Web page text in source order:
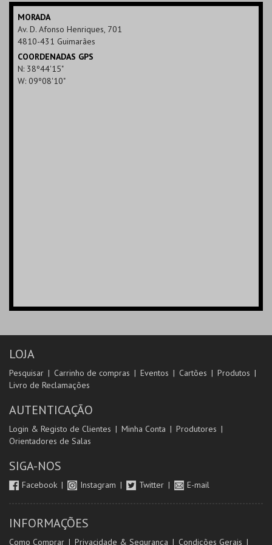
MAIS INFO
COMPRAR
MORADA
Av. D. Afonso Henriques, 701
4810-431 Guimarães
COORDENADAS GPS
N: 38º44'15"
W: 09º08'10"
LOJA
Pesquisar Carrinho de compras Eventos Cartões
Produtos
Livro de Reclamações
AUTENTICAÇÃO
Login & Registo de Clientes Minha Conta
Produtores
Orientadores de Salas
SIGA-NOS
Facebook Instagram Twitter E-mail
INFORMAÇÕES
Como Comprar Privacidade & Segurança Condições Gerais